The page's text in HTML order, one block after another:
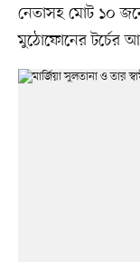
নেতাসহ মোট ১০
মুঠোফোনের টর্চের